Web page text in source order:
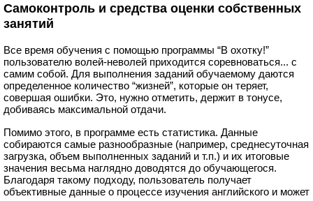
Самоконтроль и средства оценки собственных
занятий
Все время обучения с помощью программы “В охотку!”
пользователю волей-неволей приходится соревноваться... с
самим собой. Для выполнения заданий обучаемому даются
определенное количество “жизней”, которые он теряет,
совершая ошибки. Это, нужно отметить, держит в тонусе,
добиваясь максимальной отдачи.
Помимо этого, в программе есть статистика. Данные
собираются самые разнообразные (например, среднесуточная
загрузка, объем выполненных заданий и т.п.) и их итоговые
значения весьма наглядно доводятся до обучающегося.
Благодаря такому подходу, пользователь получает
объективные данные о процессе изучения английского и может